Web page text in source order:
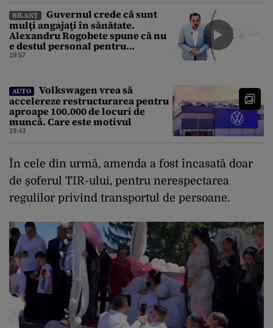
BILANȚ
Guvernul crede că sunt
mulţi angajaţi în sănătate.
Alexandru Rogobete spune că nu
e destul personal pentru
combaterea infecţiilor
19:57
AUTO
Volkswagen vrea să
accelereze restructurarea pentru
aproape 100.000 de locuri de
muncă. Care este motivul
19:43
În cele din urmă, amenda a fost încasată doar
de șoferul TIR-ului, pentru nerespectarea
regulilor privind transportul de persoane.